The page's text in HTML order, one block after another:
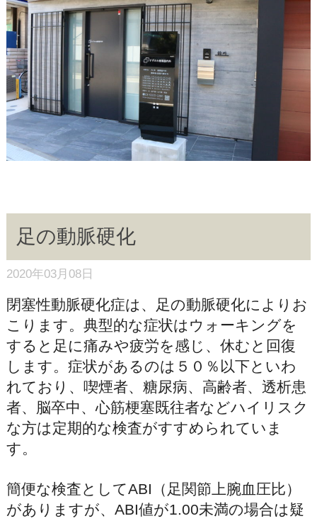
足の動脈硬化
2020年03月08日
閉塞性動脈硬化症は、足の動脈硬化によりお
こります。典型的な症状はウォーキングを
すると足に痛みや疲労を感じ、休むと回復
します。症状があるのは５０％以下といわ
れており、喫煙者、糖尿病、高齢者、透析患
者、脳卒中、心筋梗塞既往者などハイリスク
な方は定期的な検査がすすめられていま
す。
簡便な検査としてABI（足関節上腕血圧比）
がありますが、ABI値が1.00未満の場合は疑